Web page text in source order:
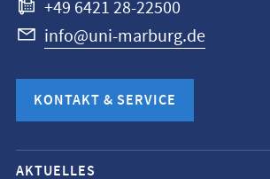
+49 6421 28-22500
info@uni-marburg.de
KONTAKT & SERVICE
Mobile-
AKTUELLES